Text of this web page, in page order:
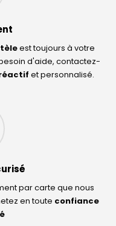
est toujours à votre
d'aide, contactez-
et personnalisé.
par carte que nous
en toute confiance